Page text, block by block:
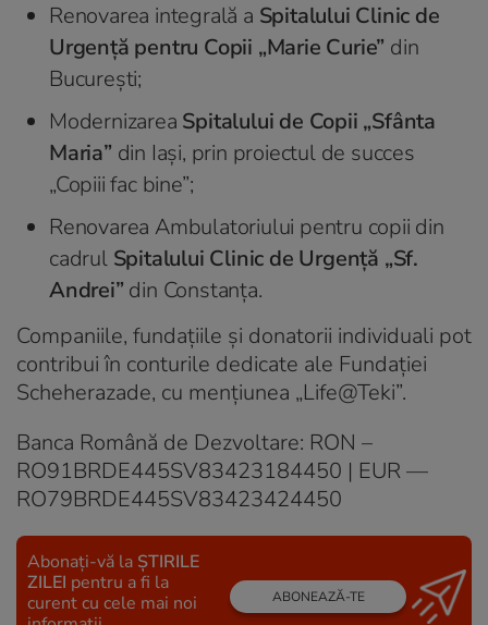
Renovarea integrală a Spitalului Clinic de
Urgență pentru Copii „Marie Curie” din
București;
Modernizarea Spitalului de Copii „Sfânta
Maria” din Iași, prin proiectul de succes
„Copiii fac bine”;
Renovarea Ambulatoriului pentru copii din
cadrul Spitalului Clinic de Urgență „Sf.
Andrei” din Constanța.
Companiile, fundațiile și donatorii individuali pot
contribui în conturile dedicate ale Fundației
Scheherazade, cu mențiunea „Life@Teki”.
Banca Română de Dezvoltare: RON –
RO91BRDE445SV83423184450 | EUR —
RO79BRDE445SV83423424450
Abonați-vă la ȘTIRILE
ZILEI pentru a fi la
curent cu cele mai noi
ABONEAZĂ-TE